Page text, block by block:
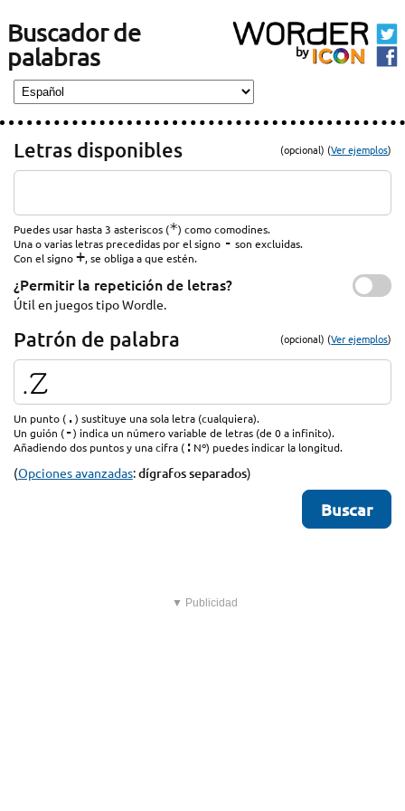
Buscador de
palabras
Letras disponibles (opcional) (Ver ejemplos)
Puedes usar hasta 3 asteriscos (*) como comodines.
Una o varias letras precedidas por el signo - son excluidas.
Con el signo+, se obliga a que estén.
¿Permitir la repetición de letras?
Útil en juegos tipo Wordle.
Patrón de palabra (opcional) (Ver ejemplos)
Un punto (.) sustituye una sola letra (cualquiera).
Un guión (-) indica un número variable de letras (de 0 a infinito).
Añadiendo dos puntos y una cifra (: Nº) puedes indicar la longitud.
(Opciones avanzadas:dígrafos separados)
▼ Publicidad